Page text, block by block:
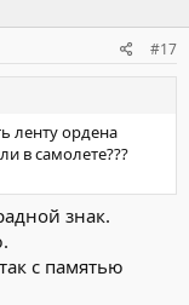
#17
ленту ордена
в самолете???
знак.
с памятью